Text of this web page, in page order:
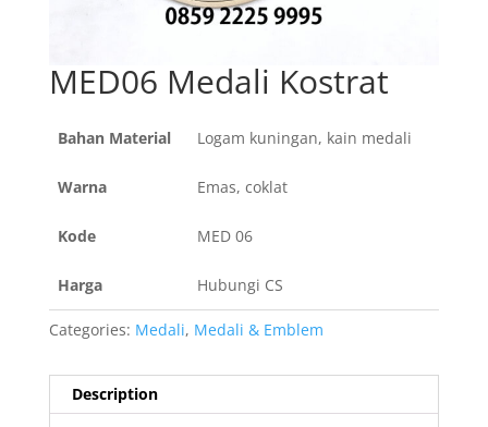
MED06 Medali Kostrat
Bahan Material Logam kuningan, kain medali
Warna Emas, coklat
Kode MED 06
Harga Hubungi CS
Categories: Medali, Medali & Emblem
Description